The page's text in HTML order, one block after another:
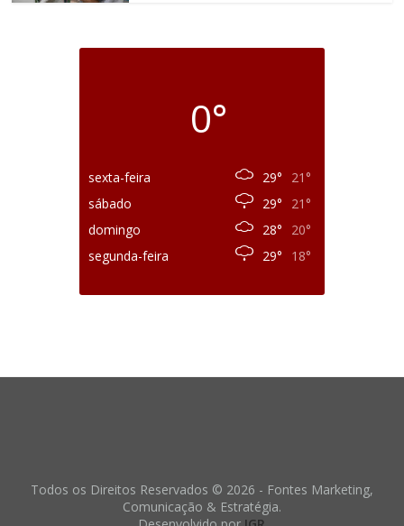
0°
sexta-feira 29°
21°
sábado
29°
21°
domingo
28°
20°
segunda-feira
29° 18°
Todos os Direitos Reservados © 2026 - Fontes Marketing,
Comunicação & Estratégia.